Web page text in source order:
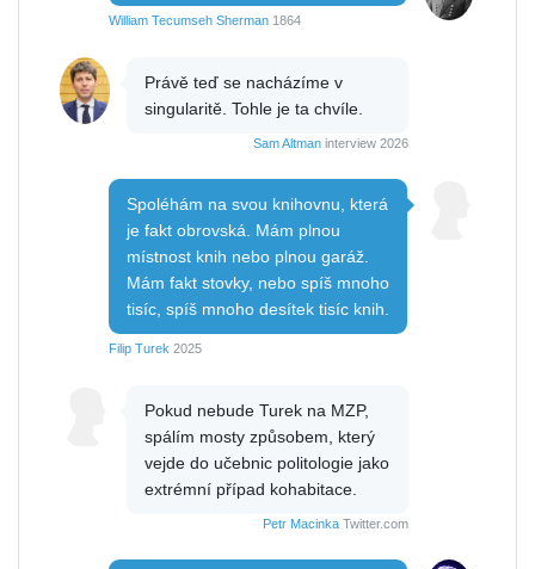
William Tecumseh Sherman 1864
Právě teď se nacházíme v
singularitě. Tohle je ta chvíle.
Sam Altman interview 2026
Spoléhám na svou knihovnu, která
je fakt obrovská. Mám plnou
místnost knih nebo plnou garáž.
Mám fakt stovky, nebo spíš mnoho
tisíc, spíš mnoho desítek tisíc knih.
Filip Turek 2025
Pokud nebude Turek na MZP,
spálím mosty způsobem, který
vejde do učebnic politologie jako
extrémní případ kohabitace.
Petr Macinka Twitter.com